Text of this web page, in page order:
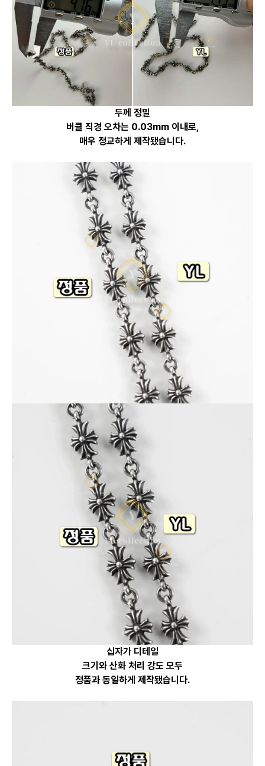
두께 정밀
버클 직경 오차는 0.03mm 이내로,
매우 정교하게 제작됐습니다.
십자가 디테일
크기와 산화 처리 강도 모두
정품과 동일하게 제작됐습니다.